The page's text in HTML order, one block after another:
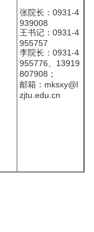
张院长：0931-4
939008
王书记：0931-4
955757
李院长：0931-4
955776、13919
807908；
邮箱：mksxy@l
zjtu.edu.cn